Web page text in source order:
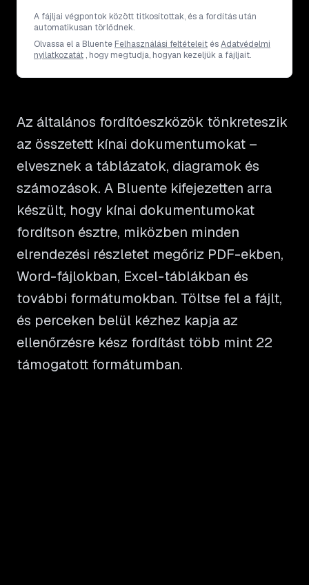
A fájljai végpontok között titkosítottak, és a fordítás után
automatikusan törlődnek.
Olvassa el a Bluente Felhasználási feltételeit ésAdatvédelmi
nyilatkozatát , hogy megtudja, hogyan kezeljük a fájljait.
Az általános fordítóeszközök tönkreteszik
az összetett kínai dokumentumokat –
elvesznek a táblázatok, diagramok és
számozások. A Bluente kifejezetten arra
készült, hogy kínai dokumentumokat
fordítson észtre, miközben minden
elrendezési részletet megőriz PDF-ekben,
Word-fájlokban, Excel-táblákban és
további formátumokban. Töltse fel a fájlt,
és perceken belül kézhez kapja az
ellenőrzésre kész fordítást több mint 22
támogatott formátumban.